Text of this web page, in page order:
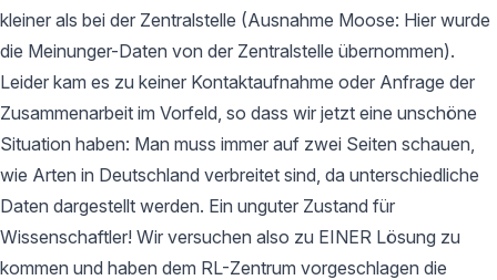
kleiner als bei der Zentralstelle (Ausnahme Moose: Hier wurde
die Meinunger-Daten von der Zentralstelle übernommen).
Leider kam es zu keiner Kontaktaufnahme oder Anfrage der
Zusammenarbeit im Vorfeld, so dass wir jetzt eine unschöne
Situation haben: Man muss immer auf zwei Seiten schauen,
wie Arten in Deutschland verbreitet sind, da unterschiedliche
Daten dargestellt werden. Ein unguter Zustand für
Wissenschaftler! Wir versuchen also zu EINER Lösung zu
kommen und haben dem RL-Zentrum vorgeschlagen die